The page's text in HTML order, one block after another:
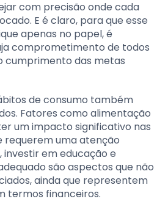
com precisão onde cada
E é claro, para que esse
apenas no papel, é
comprometimento de todos
cumprimento das metas
de consumo também
Fatores como alimentação
um impacto significativo nas
requerem uma atenção
investir em educação e
são aspectos que não
ainda que representem
termos financeiros.